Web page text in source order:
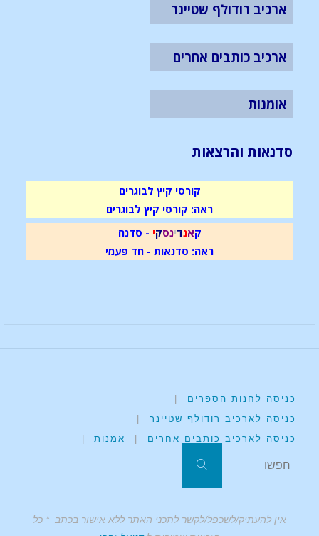
ארכיב רודולף שטיינר
ארכיב כותבים אחרים
אומנות
סדנאות והרצאות
קורסי קיץ לבוגרים
ראה: קורסי קיץ לבוגרים
קאנדינסקי - סדנה
ראה: סדנאות - חד פעמי
כניסה לחנות הספרים
|
כניסה לארכיב רודולף שטיינר
|
כניסה לארכיב כותבים אחרים
| אמנות |
אין להעתיק/לשכפל/לקשר לתכני האתר ללא אישור בכתב * כל